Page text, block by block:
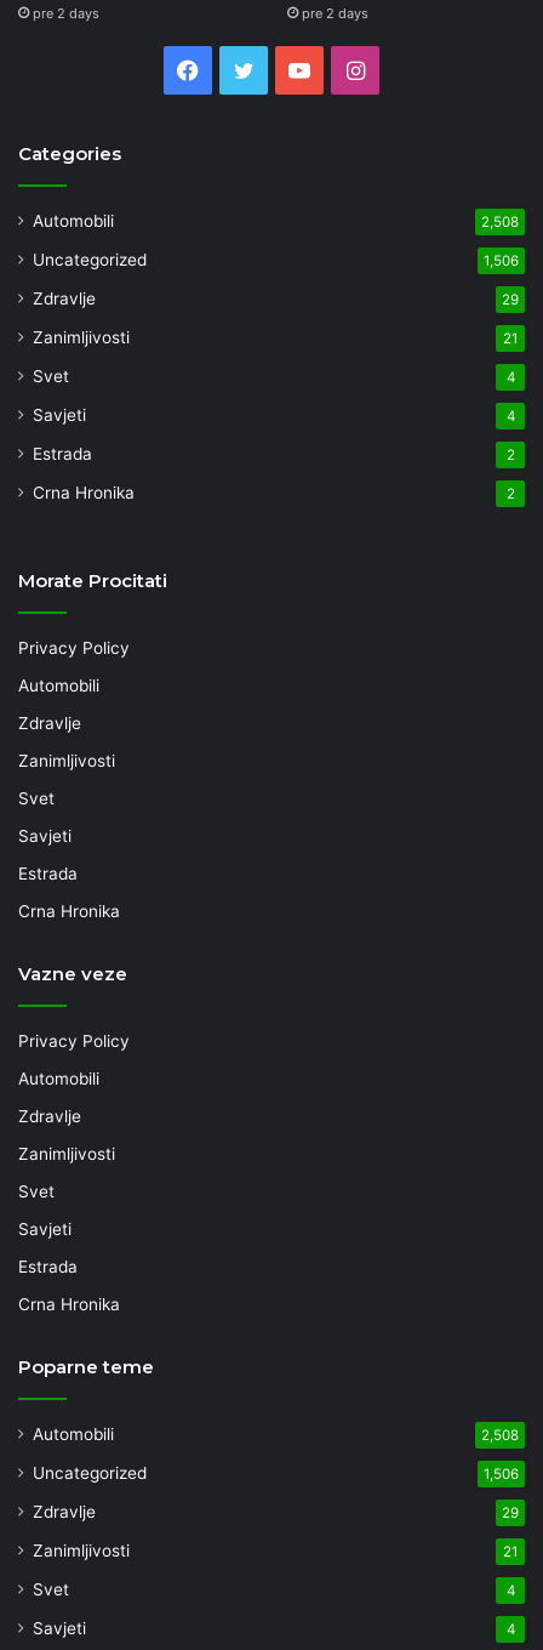
pre 2 days pre 2 days
Facebook
TwitterYouTubeInstagram
Categories
Automobili 2,508
Uncategorized 1,506
Zdravlje 29
Zanimljivosti 21
Svet 4
Savjeti 4
Estrada 2
Crna Hronika 2
Morate Procitati
Privacy Policy
Automobili
Zdravlje
Zanimljivosti
Svet
Savjeti
Estrada
Crna Hronika
Vazne veze
Privacy Policy
Automobili
Zdravlje
Zanimljivosti
Svet
Savjeti
Estrada
Crna Hronika
Poparne teme
Automobili 2,508
Uncategorized 1,506
Zdravlje 29
Zanimljivosti 21
Svet 4
Savjeti 4